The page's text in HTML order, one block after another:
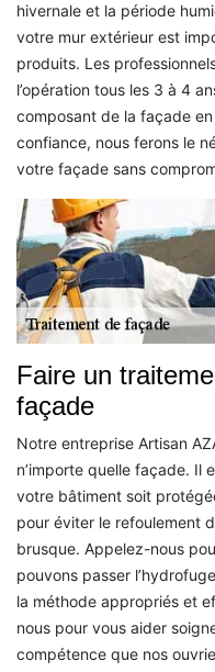
hivernale et la période
votre mur extérieur est
produits. Les
l’opération tous les 3 à 4
composant de la façade
confiance, nous ferons le
votre façade sans
Faire un
façade
Notre entreprise Artisan
n’importe quelle façade. Il
votre bâtiment soit
pour éviter le refoulement
brusque. Appelez-nous
pouvons passer
la méthode appropriés et
nous pour vous aider
compétence que nos